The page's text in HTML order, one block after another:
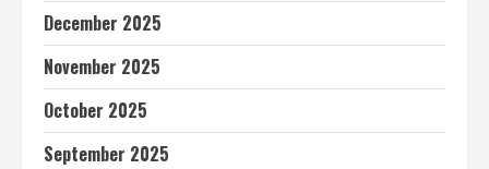
December 2025
November 2025
October 2025
September 2025